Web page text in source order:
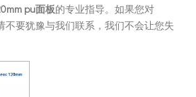
pu面板的专业指导。如果您对
不要犹豫与我们联系，我们不会让您失